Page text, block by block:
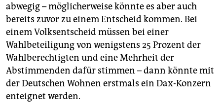
abwegig – möglicherweise könnte es aber auch
bereits zuvor zu einem Entscheid kommen. Bei
einem Volksentscheid müssen bei einer
Wahlbeteiligung von wenigstens 25 Prozent der
Wahlberechtigten und eine Mehrheit der
Abstimmenden dafür stimmen – dann könnte mit
der Deutschen Wohnen erstmals ein Dax-Konzern
enteignet werden.